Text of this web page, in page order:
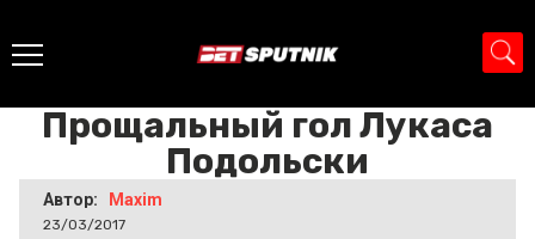
Прощальный гол Лукаса Подольски
Прощальный гол Лукаса
Подольски
Автор: Maxim
23/03/2017